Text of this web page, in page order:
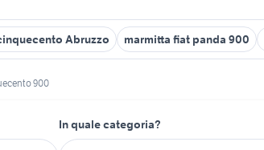
Abruzzo marmitta fiat panda 900
900
In quale categoria?